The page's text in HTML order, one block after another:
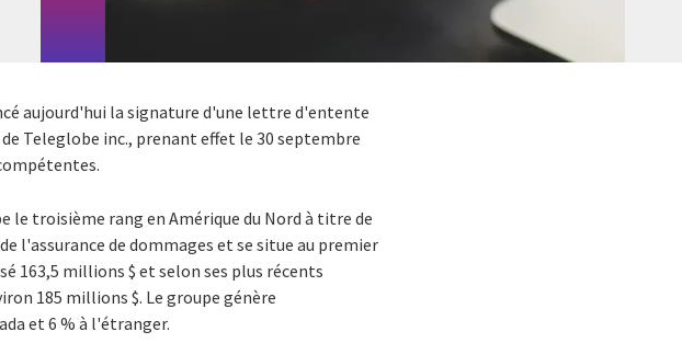
aujourd'hui la signature d'une lettre d'entente
Teleglobe inc., prenant effet le 30 septembre
le troisième rang en Amérique du Nord à titre de
l'assurance de dommages et se situe au premier
163,5 millions $ et selon ses plus récents
185 millions $. Le groupe génère
et 6 % à l'étranger.